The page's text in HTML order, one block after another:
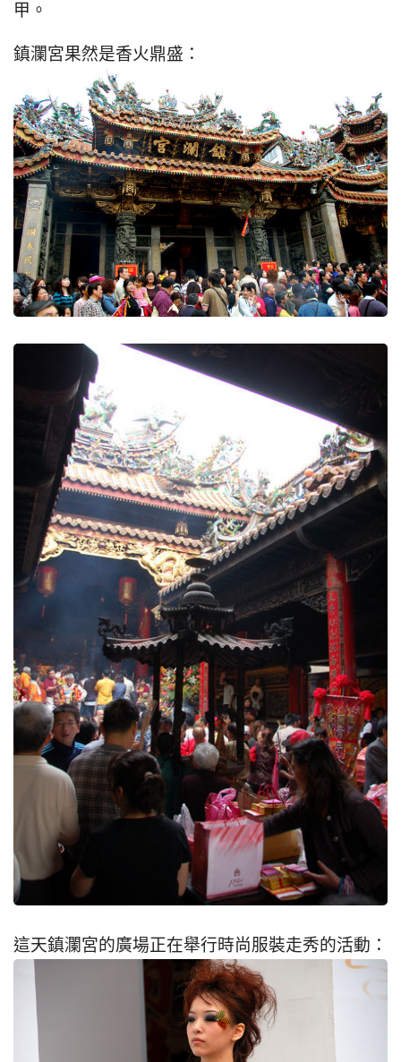
甲。
鎮瀾宮果然是香火鼎盛：
這天鎮瀾宮的廣場正在舉行時尚服裝走秀的活動：